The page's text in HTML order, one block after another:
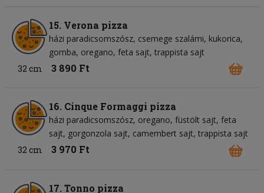
15. Verona pizza
házi paradicsomszósz csemege szalámi kukorica
gomba oregano feta sajt trappista sajt
32 cm
3 890 Ft
16. Cinque Formaggi pizza
házi paradicsomszósz oregano füstölt sajt feta
sajt gorgonzola sajt camembert sajt trappista sajt
32 cm
3 970 Ft
17. Tonno pizza